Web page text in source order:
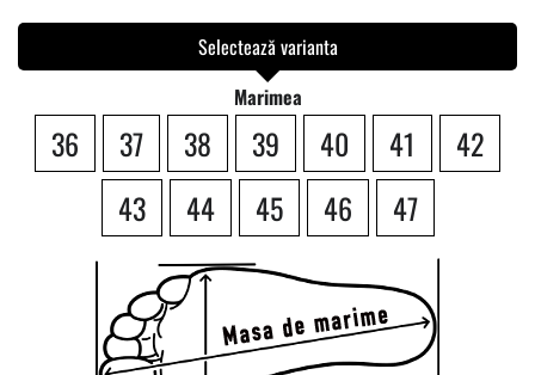
Selectează varianta
Marimea
36 37 38 39 40 41
42
43
44 45 46 47